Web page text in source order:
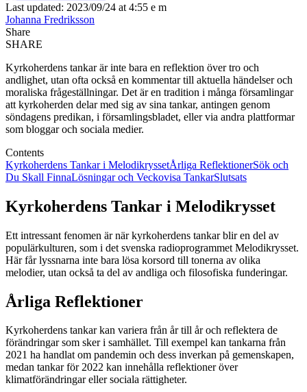
Last updated: 2023/09/24 at 4:55 e m
Johanna Fredriksson
Share
SHARE
Kyrkoherdens tankar är inte bara en reflektion över tro och
andlighet, utan ofta också en kommentar till aktuella händelser och
moraliska frågeställningar. Det är en tradition i många församlingar
att kyrkoherden delar med sig av sina tankar, antingen genom
söndagens predikan, i församlingsbladet, eller via andra plattformar
som bloggar och sociala medier.
Contents
Kyrkoherdens Tankar i MelodikryssetÅrliga ReflektionerSök och
Du Skall FinnaLösningar och Veckovisa TankarSlutsats
Kyrkoherdens Tankar i Melodikrysset
Ett intressant fenomen är när kyrkoherdens tankar blir en del av
populärkulturen, som i det svenska radioprogrammet Melodikrysset.
Här får lyssnarna inte bara lösa korsord till tonerna av olika
melodier, utan också ta del av andliga och filosofiska funderingar.
Årliga Reflektioner
Kyrkoherdens tankar kan variera från år till år och reflektera de
förändringar som sker i samhället. Till exempel kan tankarna från
2021 ha handlat om pandemin och dess inverkan på gemenskapen,
medan tankar för 2022 kan innehålla reflektioner över
klimatförändringar eller sociala rättigheter.